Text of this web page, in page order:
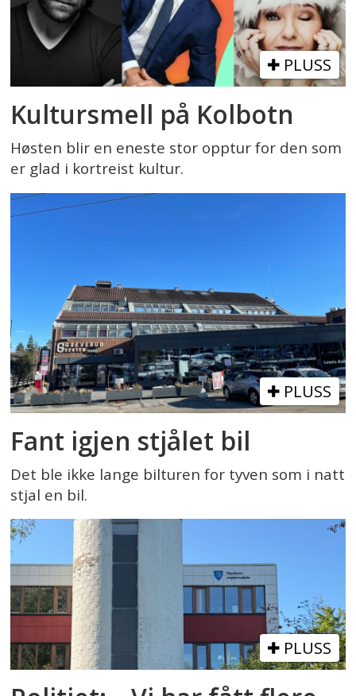
PLUSS
Kultursmell på Kolbotn
Høsten blir en eneste stor opptur for den som
er glad i kortreist kultur.
PLUSS
Fant igjen stjålet bil
Det ble ikke lange bilturen for tyven som i natt
stjal en bil.
PLUSS